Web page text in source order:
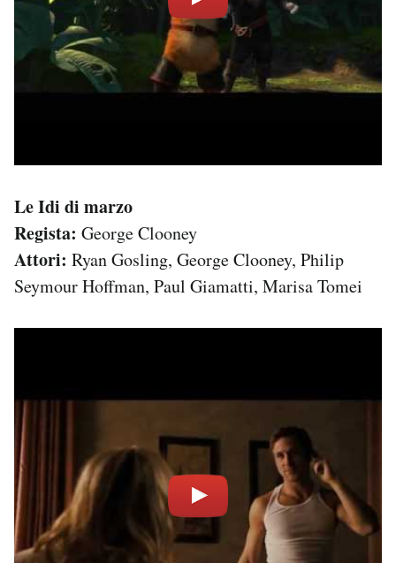
Le Idi di marzo
Regista: George Clooney
Attori: Ryan Gosling, George Clooney, Philip
Seymour Hoffman, Paul Giamatti, Marisa Tomei